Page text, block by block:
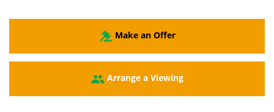
Make an Offer
Arrange a Viewing